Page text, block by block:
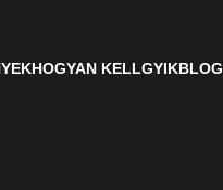
HOGYAN KELLGYIKBLOG